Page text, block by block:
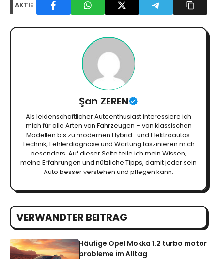
AKTIE
Şan ZEREN
Als leidenschaftlicher Autoenthusiast interessiere ich
mich für alle Arten von Fahrzeugen – von klassischen
Modellen bis zu modernen Hybrid- und Elektroautos.
Technik, Fehlerdiagnose und Wartung faszinieren mich
besonders. Auf dieser Seite teile ich mein Wissen,
meine Erfahrungen und nützliche Tipps, damit jeder sein
Auto besser verstehen und pflegen kann.
VERWANDTER BEITRAG
Häufige Opel Mokka 1.2 turbo motor
probleme im Alltag